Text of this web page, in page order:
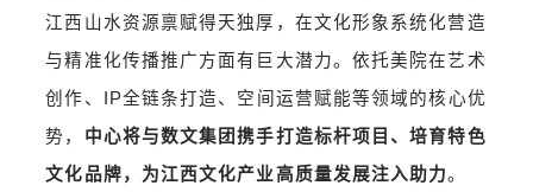
江西山水资源禀赋得天独厚，在文化形象系统化营造
与精准化传播推广方面有巨大潜力。依托美院在艺术
创作、IP全链条打造、空间运营赋能等领域的核心优
势， 中心将与数文集团携手打造标杆项目、培育特色
文化品牌，为江西文化产业高质量发展注入助力。